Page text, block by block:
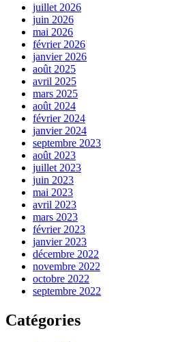
juillet 2026
juin 2026
mai 2026
février 2026
janvier 2026
août 2025
avril 2025
mars 2025
août 2024
février 2024
janvier 2024
septembre 2023
août 2023
juillet 2023
juin 2023
mai 2023
avril 2023
mars 2023
février 2023
janvier 2023
décembre 2022
novembre 2022
octobre 2022
septembre 2022
Catégories